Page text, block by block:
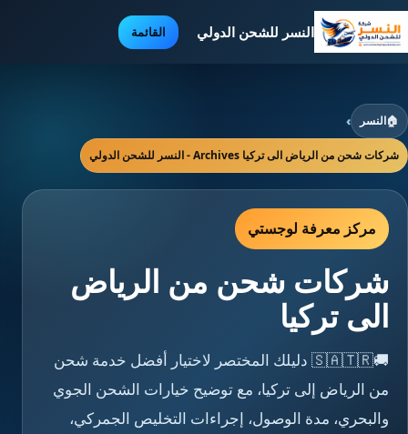
النسر للشحن الدولي القائمة
🏠النسر ›
شركات شحن من الرياض الى تركيا Archives - النسر للشحن الدولي
مركز معرفة لوجستي
شركات شحن من الرياض
الى تركيا
🚚🇸🇦🇹🇷 دليلك المختصر لاختيار أفضل خدمة شحن
من الرياض إلى تركيا، مع توضيح خيارات الشحن الجوي
والبحري، مدة الوصول، إجراءات التخليص الجمركي،